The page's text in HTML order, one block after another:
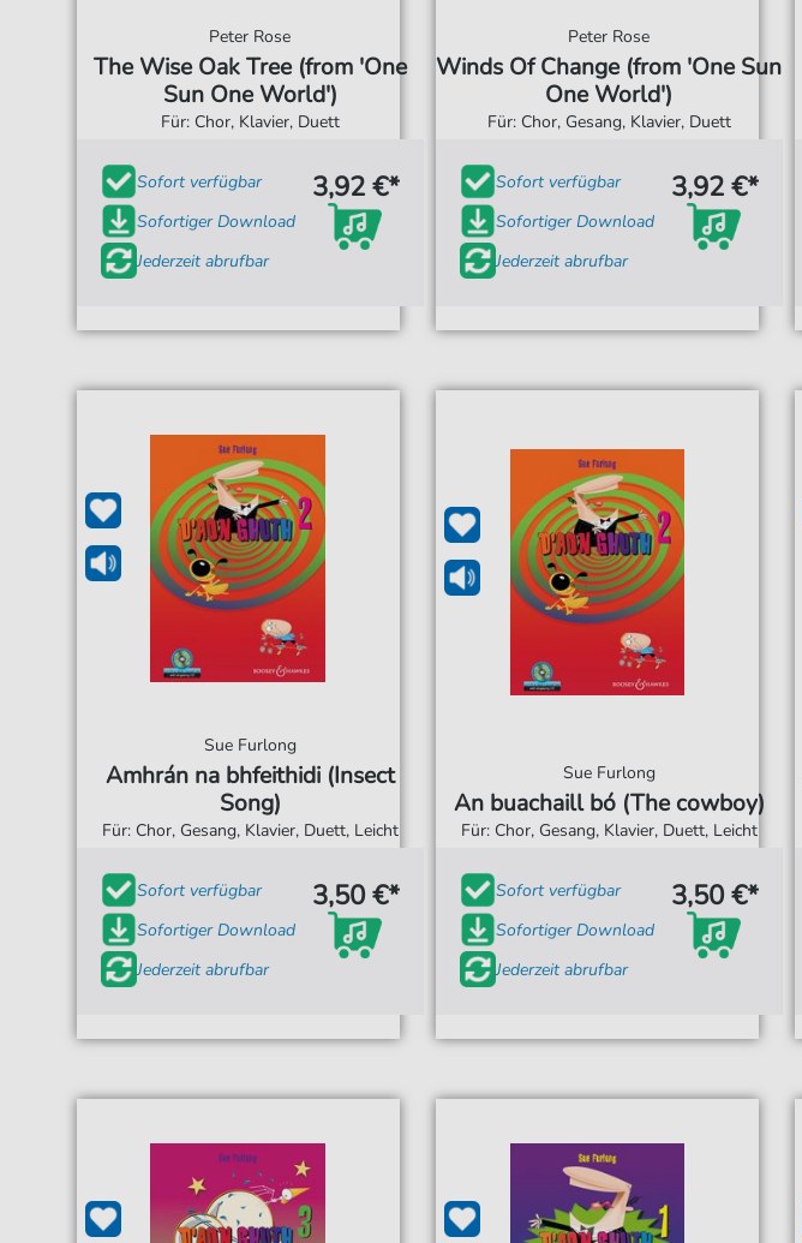
Peter Rose
The Wise Oak Tree (from 'One
Sun One World')
Für: Chor, Klavier, Duett
Sofort verfügbar
Sofortiger Download
Jederzeit abrufbar
3,92 €*
Peter Rose
Winds Of Change (from 'One Sun
One World')
Für: Chor, Gesang, Klavier, Duett
Sofort verfügbar
Sofortiger Download
Jederzeit abrufbar
3,92 €*
Sue Furlong
Amhrán na bhfeithidi (Insect
Song)
Für: Chor, Gesang, Klavier, Duett, Leicht
Sofort verfügbar
Sofortiger Download
Jederzeit abrufbar
3,50 €*
Sue Furlong
An buachaill bó (The cowboy)
Für: Chor, Gesang, Klavier, Duett, Leicht
Sofort verfügbar
Sofortiger Download
Jederzeit abrufbar
3,50 €*